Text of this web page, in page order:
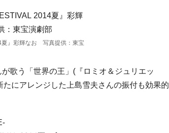
夏』彩輝なお 写真提供：東宝
歌う「世界の王」(『ロミオ＆ジュリエッ
にアレンジした上島雪夫さんの振付も効果的